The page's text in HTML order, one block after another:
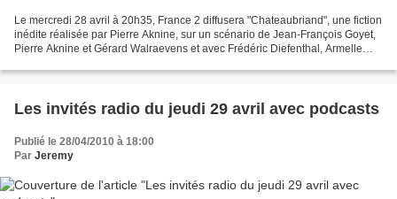
Le mercredi 28 avril à 20h35, France 2 diffusera "Chateaubriand", une fiction
inédite réalisée par Pierre Aknine, sur un scénario de Jean-François Goyet,
Pierre Aknine et Gérard Walraevens et avec Frédéric Diefenthal, Armelle
Les invités radio du jeudi 29 avril avec podcasts
Publié le 28/04/2010 à 18:00
Par Jeremy